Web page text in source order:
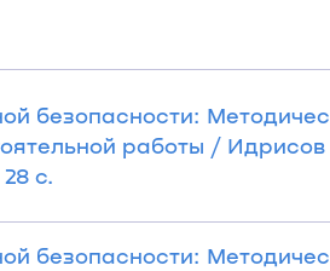
безопасности:
работы /
с.
безопасности: